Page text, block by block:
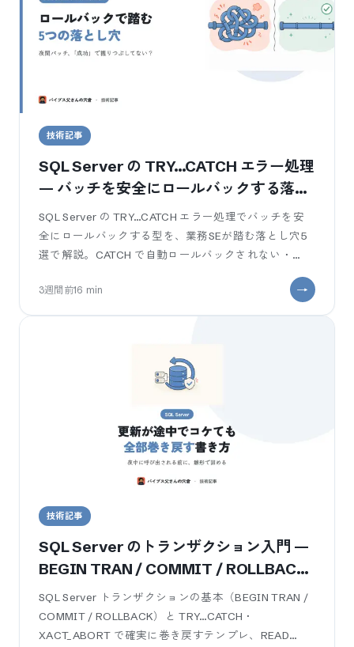
技術記事
SQL Server の TRY…CATCH エラー処理
— バッチを安全にロールバックする落と
し穴5選
SQL Server の TRY…CATCH エラー処理でバッチを安
全にロールバックする型を、業務SEが踏む落とし穴5
選で解説。CATCH で自動ロールバックされない・
3週間前16 min
技術記事
SQL Server のトランザクション入門 —
BEGIN TRAN / COMMIT / ROLLBACK
と分離レベルを業務SEが本番事故なしで
使う
SQL Server トランザクションの基本（BEGIN TRAN /
COMMIT / ROLLBACK）と TRY…CATCH・
XACT_ABORT で確実に巻き戻すテンプレ、READ